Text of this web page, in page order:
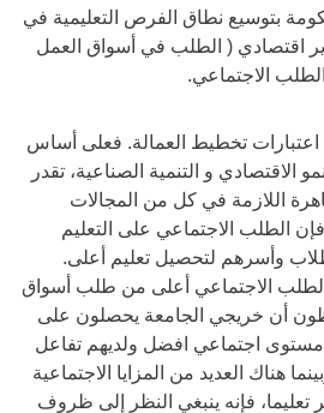
بتوسيع نطاق الفرص التعليمية في
اقتصادي ( الطلب في أسواق العمل
الاجتماعي.
اعتبارات تخطيط العمالة. فعلى أساس
الاقتصادي و التنمية الصناعية، تقدر
اللازمة في كل من المجالات
الطلب الاجتماعي على التعليم
وأسرهم لتحصيل تعليم أعلى.
الاجتماعي أعلى من طلب أسواق
أن خريجي الجامعة يحصلون على
اجتماعي افضل ولديهم تفاعل
هناك العديد من المزايا الاجتماعية
تعليما، فإنه ينبغي النظر إلى ظروف